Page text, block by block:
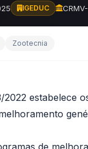
IGEDUC
Zootecnia
2022 estabelece
de